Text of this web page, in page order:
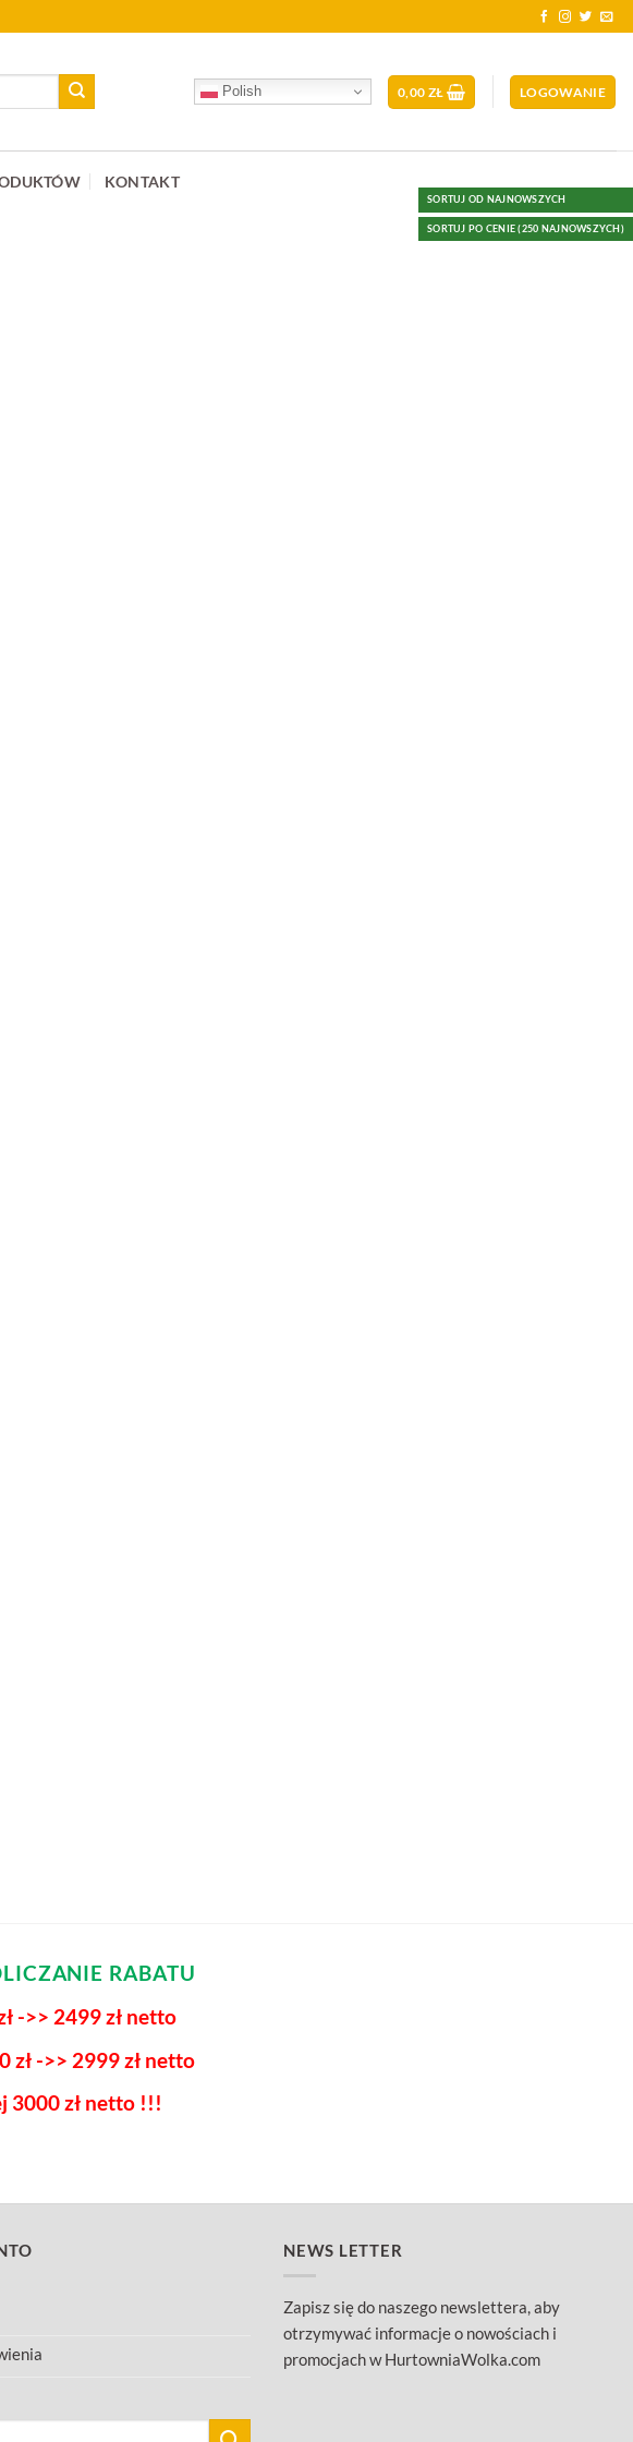
Polish 0,00 ZŁ LOGOWANIE
KONTAKT
RABATU
->> 2499 zł netto
zł ->> 2999 zł netto
3000 zł netto !!!
NEWS LETTER
Zapisz się do naszego newslettera, aby
otrzymywać informacje o nowościach i
promocjach w HurtowniaWolka.com
SORTUJ OD NAJNOWSZYCH
SORTUJ PO CENIE (250 NAJNOWSZYCH)